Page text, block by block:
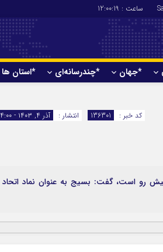
ساعت : 12:00:20
*جهان *چندرسانه‌ای *استان ها
بانک ها
اخبار بورس
آگهی های
انتشار :
آذر ۴, ۱۴۰۳ - ۱۴:۰۰ کد خبر : 136301
پیش رو است، گفت: بسیج به عنوان نماد